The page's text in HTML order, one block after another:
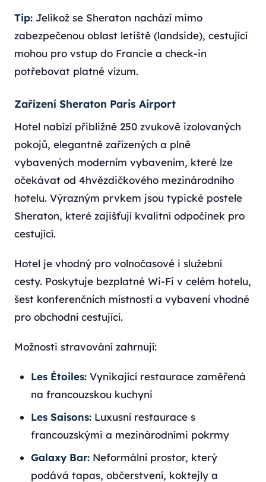
Tip: Jelikož se Sheraton nachází mimo
zabezpečenou oblast letiště (landside), cestující
mohou pro vstup do Francie a check-in
potřebovat platné vízum.
Zařízení Sheraton Paris Airport
Hotel nabízí přibližně 250 zvukově izolovaných
pokojů, elegantně zařízených a plně
vybavených moderním vybavením, které lze
očekávat od 4hvězdičkového mezinárodního
hotelu. Výrazným prvkem jsou typické postele
Sheraton, které zajišťují kvalitní odpočinek pro
cestující.
Hotel je vhodný pro volnočasové i služební
cesty. Poskytuje bezplatné Wi-Fi v celém hotelu,
šest konferenčních místností a vybavení vhodné
pro obchodní cestující.
Možnosti stravování zahrnují:
Les Étoiles: Vynikající restaurace zaměřená
na francouzskou kuchyni
Les Saisons: Luxusní restaurace s
francouzskými a mezinárodními pokrmy
Galaxy Bar: Neformální prostor, který
podává tapas, občerstvení, koktejly a